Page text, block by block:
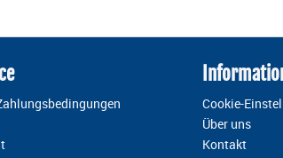
Cookie-
Über uns
Kontakt